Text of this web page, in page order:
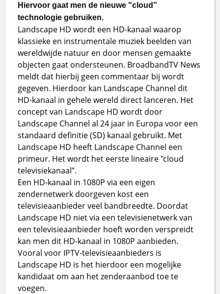
Hiervoor gaat men de nieuwe "cloud”
technologie gebruiken.
Landscape HD wordt een HD-kanaal waarop
klassieke en instrumentale muziek beelden van
wereldwijde natuur en door mensen gemaakte
objecten gaat ondersteunen. BroadbandTV News
meldt dat hierbij geen commentaar bij wordt
gegeven. Hierdoor kan Landscape Channel dit
HD-kanaal in gehele wereld direct lanceren. Het
concept van Landscape HD wordt door
Landscape Channel al 24 jaar in Europa voor een
standaard definitie (SD) kanaal gebruikt. Met
Landscape HD heeft Landscape Channel een
primeur. Het wordt het eerste lineaire "cloud
televisiekanaal”.
Een HD-kanaal in 1080P via een eigen
zendernetwerk doorgeven kost een
televisieaanbieder veel bandbreedte. Doordat
Landscape HD niet via een televisienetwerk van
een televisieaanbieder hoeft worden verspreidt
kan men dit HD-kanaal in 1080P aanbieden.
Vooral voor IPTV-televisieaanbieders is
Landscape HD is het hierdoor een mogelijke
kandidaat om aan het zenderaanbod toe te
voegen.